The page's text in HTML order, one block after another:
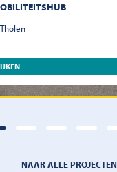
NAAR ALLE PROJECTEN